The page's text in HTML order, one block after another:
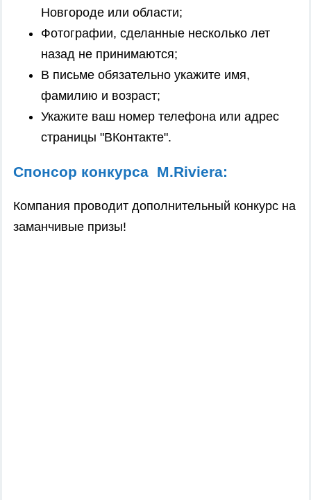
Новгороде или области;
Фотографии, сделанные несколько лет
назад не принимаются;
В письме обязательно укажите имя,
фамилию и возраст;
Укажите ваш номер телефона или адрес
страницы "ВКонтакте".
Спонсор конкурса M.Riviera:
Компания проводит дополнительный конкурс на
заманчивые призы!